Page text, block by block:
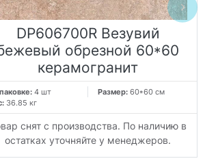
DP606700R Везувий
обрезной 60*60
керамогранит
4 шт Размер: 60*60 см
36.85 кг
снят с производства. По наличию в
остатках уточняйте у менеджеров.